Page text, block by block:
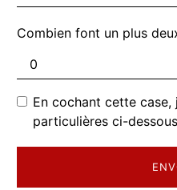
Combien font un plus
En cochant cette
particulières ci-